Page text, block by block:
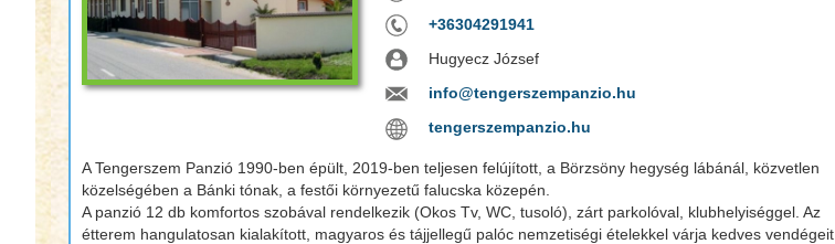
+36304291941
Hugyecz József
info@tengerszempanzio.hu
tengerszempanzio.hu
A Tengerszem Panzió 1990-ben épült, 2019-ben teljesen felújított, a Börzsöny hegység lábánál, közvetlen
közelségében a Bánki tónak, a festői környezetű falucska közepén.
A panzió 12 db komfortos szobával rendelkezik (Okos Tv, WC, tusoló), zárt parkolóval, klubhelyiséggel. Az
étterem hangulatosan kialakított, magyaros és tájjellegű palóc nemzetiségi ételekkel várja kedves vendégeit.